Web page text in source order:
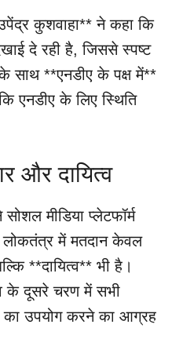
कुशवाहा** ने कहा कि
दे रही है, जिससे स्पष्ट
साथ **एनडीए के पक्ष में**
एनडीए के लिए स्थिति
और दायित्व
मीडिया प्लेटफॉर्म
में मतदान केवल
**दायित्व** भी है।
के दूसरे चरण में सभी
का उपयोग करने का आग्रह